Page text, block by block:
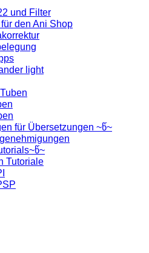
und Filter
den Ani Shop
light
für Übersetzungen ~წ~
Tutoriale